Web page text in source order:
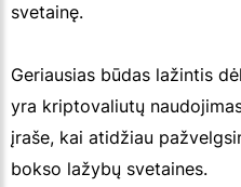
svetainę.
Geriausias būdas lažintis
yra kriptovaliutų
įraše, kai atidžiau
bokso lažybų svetaines.